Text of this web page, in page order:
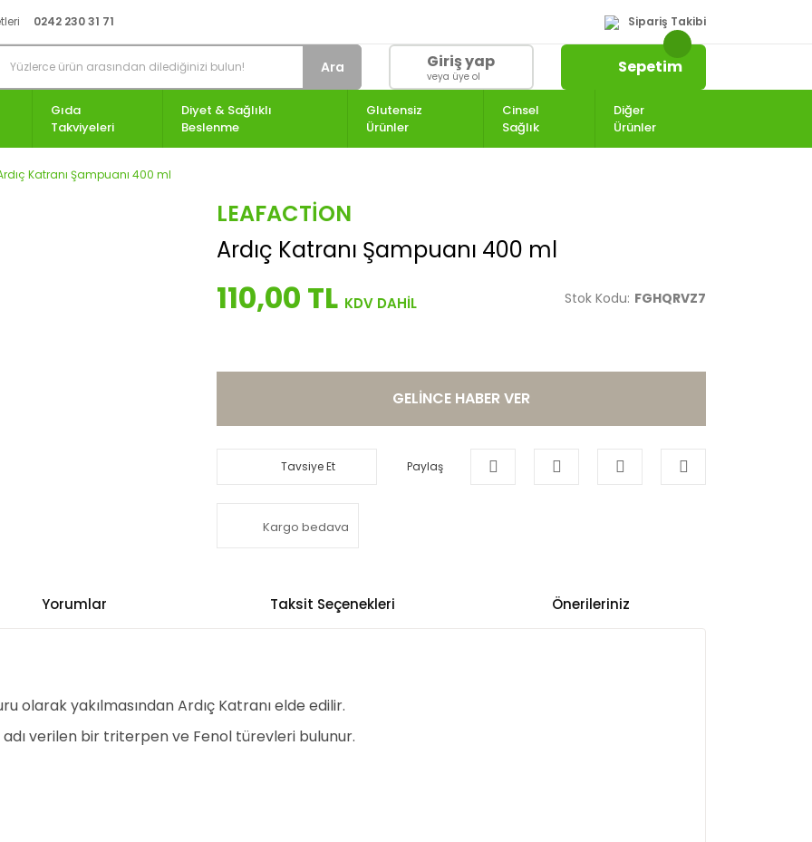
0242 230 31 71 Sipariş Takibi
Ara Giriş yap
veya üye ol Sepetim
Gıda
Takviyeleri
Diyet & Sağlıklı
Beslenme
Glutensiz
Ürünler
Cinsel
Sağlık
Diğer
Ürünler
Katranı Şampuanı 400 ml
LEAFACTION
Ardıç Katranı Şampuanı 400 ml
110,00 TL Stok Kodu: FGHQRVZ7
GELİNCE HABER VER
Tavsiye Et Paylaş
Kargo bedava
Yorumlar Taksit Seçenekleri Önerileriniz
olarak yakılmasından Ardıç Katranı elde edilir.
verilen bir triterpen ve Fenol türevleri bulunur.